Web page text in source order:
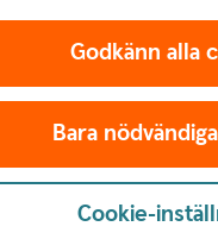
Pay, Fidesmo Pay
Business
Godkänn alla
Bara
Cookie-